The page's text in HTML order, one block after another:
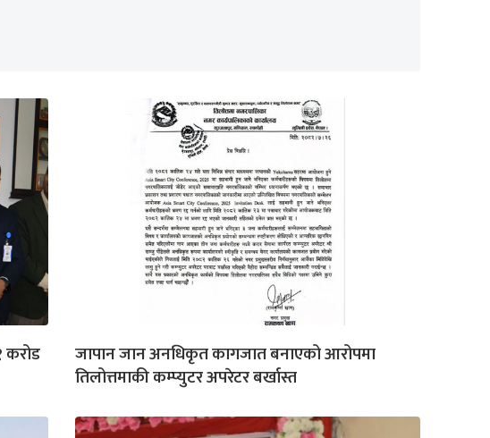
करोड
जापान जान अनधिकृत कागजात बनाएको आरोपमा
तिलोत्तमाकी कम्प्युटर अपरेटर बर्खास्त